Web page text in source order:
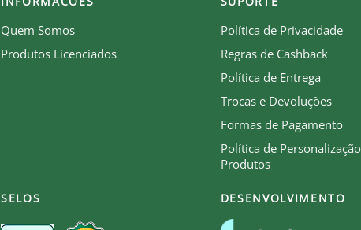
Quem Somos
Produtos Licenciados
Política de Privacidade
Regras de Cashback
Política de Entrega
Trocas e Devoluções
Formas de Pagamento
Política de
Produtos
SELOS DESENVOLVIMENTO